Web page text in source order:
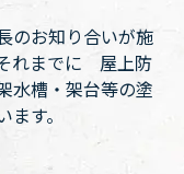
のお知り合いが施
れまでに 屋上防
水槽・架台等の塗
す。